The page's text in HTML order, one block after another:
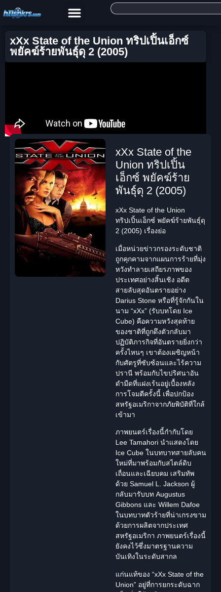
xXx State of the Union ทริปเปิ้นเอ็กซ์
พยัคฆ์ร้ายพันธุ์ดุ 2 (2005)
xXx State of the
Union ทริปเปิ้น
เอ็กซ์ พยัคฆ์ร้าย
พันธุ์ดุ 2 (2005)
xXx State of the Union
ทริปเปิ้นเอ็กซ์ พยัคฆ์ร้ายพันธุ์ดุ
2 (2005) เรื่องย่อ
เมื่อหน่วยข่าวกรองระดับชาติ
ถูกคุกคามจากแผนการร้ายที่มุ่ง
หวังทำลายเสถียรภาพของ
ประเทศอย่างสิ้นเชิง อดีต
สายลับสุดอันตรายอย่าง
Darius Stone หรือที่รู้จักกันใน
นาม “xXx” (รับบทโดย Ice
Cube) คือความหวังสุดท้าย
ของชาติที่ถูกดึงตัวกลับมา
ปฏิบัติภารกิจที่อันตรายยิ่งกว่า
ครั้งไหนๆ เขาต้องเผชิญหน้า
กับศัตรูที่ซับซ้อนและไร้ความ
ปรานี พร้อมกับไขปริศนาอัน
ดำมืดที่แฝงเร้นอยู่เบื้องหลัง
การโจมตีครั้งนี้ เพื่อปกป้อง
สหรัฐอเมริกาจากภัยพิบัติที่ใกล้
เข้ามา
ภาพยนตร์เรื่องนี้กำกับโดย
Lee Tamahori นำแสดงโดย
Ice Cube ในบทบาทสายลับคน
ใหม่ที่มาพร้อมกับสไตล์ดิบ
เถื่อนและเฉียบคม เสริมทัพ
ด้วย Samuel L. Jackson ผู้
กลับมารับบท Augustus
Gibbons และ Willem Dafoe
ในบทบาทตัวร้ายที่น่าเกรงขาม
ด้วยการผลิตจากประเทศ
สหรัฐอเมริกา ภาพยนตร์เรื่องนี้
ยังคงไว้ซึ่งมาตรฐานความ
บันเทิงในระดับสากล
แก่นแท้ของ “xXx State of the
Union” อยู่ที่การยกระดับฉาก